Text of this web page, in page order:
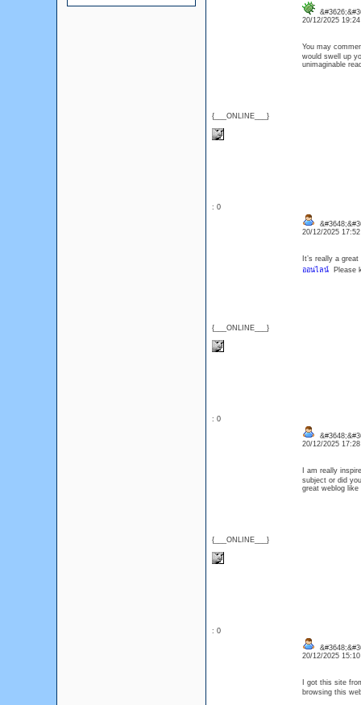
{___ONLINE___}
20/12/2025
You may
would swell up
unimaginable
: 0
{___ONLINE___}
20/12/2025
It’s really a
ออนไลน์Please
: 0
{___ONLINE___}
20/12/2025
I am really
subject or did
great weblog
: 0
20/12/2025
I got this site
browsing this